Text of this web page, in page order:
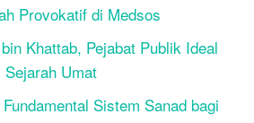
Provokatif di Medsos
Khattab, Pejabat Publik Ideal
Sejarah Umat
Fundamental Sistem Sanad bagi